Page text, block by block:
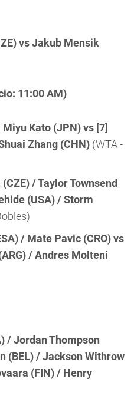
vs Jakub Mensik
11:00 AM)
Kato (JPN) vs [7]
Zhang (CHN) (WTA -
/ Taylor Townsend
(USA) / Storm
/ Mate Pavic (CRO) vs
/ Andres Molteni
/ Jordan Thompson
(BEL) / Jackson Withrow
(FIN) / Henry